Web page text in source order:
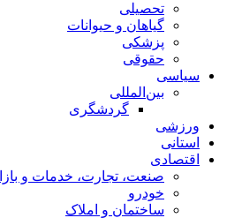
تحصیلی
گیاهان و حیوانات
پزشکی
حقوقی
سیاسی
بین‌المللی
گردشگری
ورزشی
استانی
اقتصادی
صنعت، تجارت، خدمات و
خودرو
ساختمان و املاک